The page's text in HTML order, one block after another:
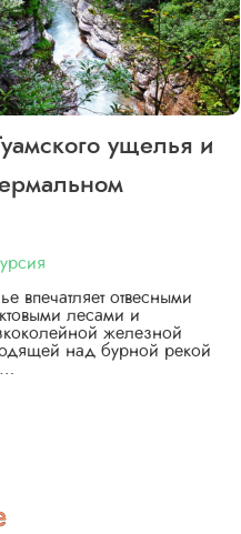
ущелья и
впечатляет отвесными
лесами и
железной
над бурной рекой